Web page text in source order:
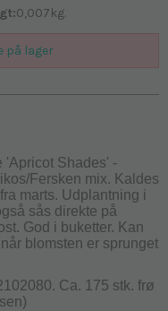
0,007kg.
på lager
'Apricot Shades' -
Fersken mix. Kaldes
marts. Udplantning i
sås direkte på
God i buketter. Kan
blomsten er sprunget
Ca. 175 stk. frø